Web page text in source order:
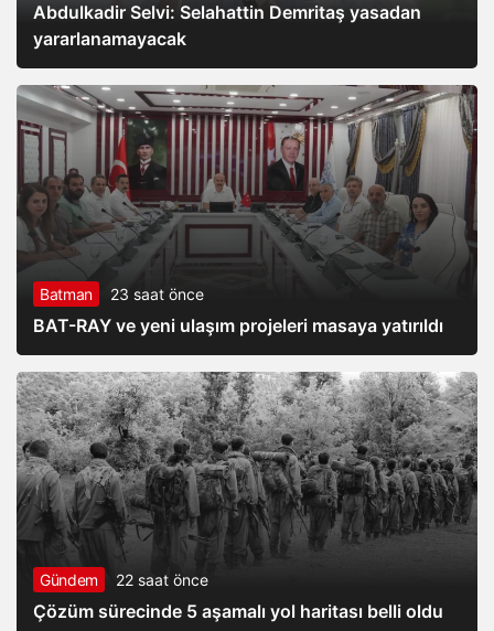
Abdulkadir Selvi: Selahattin Demritaş yasadan
yararlanamayacak
Batman 23 saat önce
BAT-RAY ve yeni ulaşım projeleri masaya yatırıldı
Gündem 22 saat önce
Çözüm sürecinde 5 aşamalı yol haritası belli oldu